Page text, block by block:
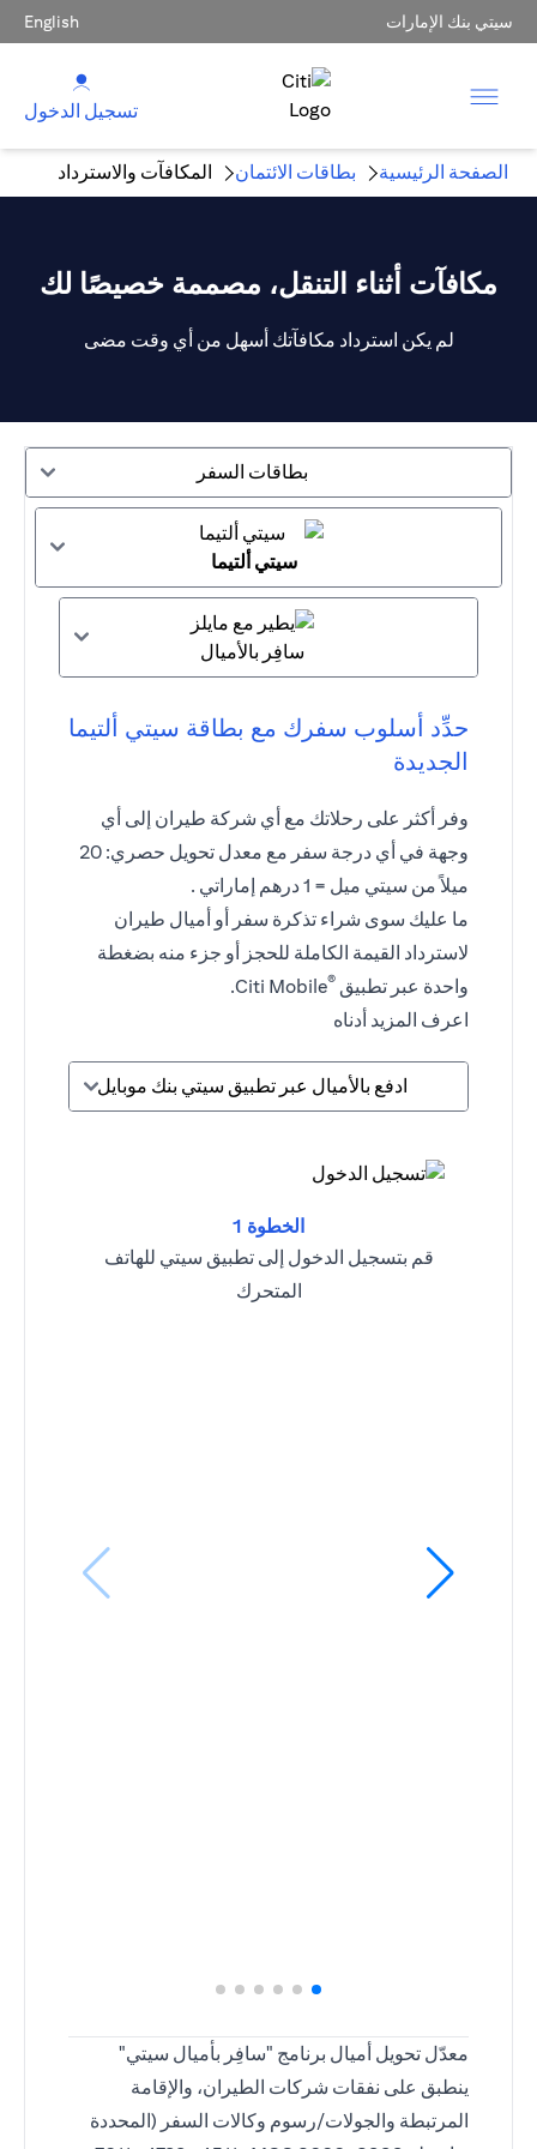
سيتي بنك الإمارات English
تسجيل الدخول
الصفحة الرئيسية بطاقات الائتمان المكافآت والاسترداد
مكافآت أثناء التنقل، مصممة خصيصًا لك
لم يكن استرداد مكافآتك أسهل من أي وقت مضى
بطاقات السفر
سيتي ألتيما
سافِر بالأميال
حدِّد أسلوب سفرك مع بطاقة سيتي ألتيما
الجديدة
وفر أكثر على رحلاتك مع أي شركة طيران إلى أي
وجهة في أي درجة سفر مع معدل تحويل حصري: 20
ميلاً من سيتي ميل = 1 درهم إماراتي .
ما عليك سوى شراء تذكرة سفر أو أميال طيران
لاسترداد القيمة الكاملة للحجز أو جزء منه بضغطة
واحدة عبر تطبيق ®
Citi Mobile.
اعرف المزيد أدناه
ادفع بالأميال عبر تطبيق سيتي بنك موبايل
الخطوة 1
قم بتسجيل الدخول إلى تطبيق سيتي للهاتف
المتحرك
معدّل تحويل أميال برنامج "سافِر بأميال سيتي"
ينطبق على نفقات شركات الطيران، والإقامة
المرتبطة والجولات/رسوم وكالات السفر (المحددة